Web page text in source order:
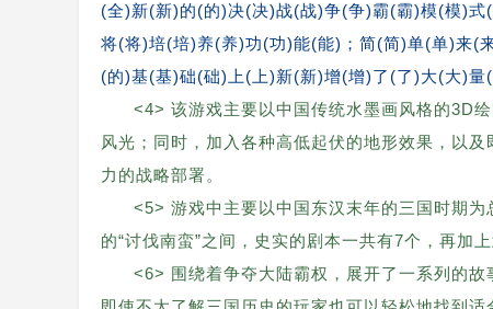
(全)新(新)的(的)决(决)战(战)争(争)霸(霸)模(模)
将(将)培(培)养(养)功(功)能(能)；简(简)单(单)来(
(的)基(基)础(础)上(上)新(新)增(增)了(了)大(大)
<4> 该游戏主要以中国传统水墨画风格的3D
风光；同时，加入各种高低起伏的地形效果，以
力的战略部署。
<5> 游戏中主要以中国东汉末年的三国时期
的“讨伐南蛮”之间，史实的剧本一共有7个，再加
<6> 围绕着争夺大陆霸权，展开了一系列的故